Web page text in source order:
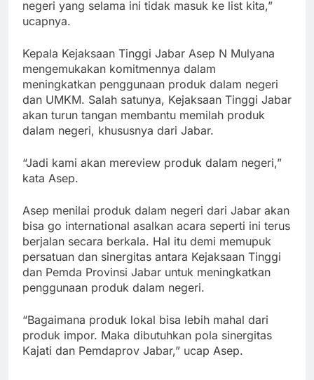
negeri yang selama ini tidak masuk ke list kita,”
ucapnya.
Kepala Kejaksaan Tinggi Jabar Asep N Mulyana
mengemukakan komitmennya dalam
meningkatkan penggunaan produk dalam negeri
dan UMKM. Salah satunya, Kejaksaan Tinggi Jabar
akan turun tangan membantu memilah produk
dalam negeri, khususnya dari Jabar.
“Jadi kami akan mereview produk dalam negeri,”
kata Asep.
Asep menilai produk dalam negeri dari Jabar akan
bisa go international asalkan acara seperti ini terus
berjalan secara berkala. Hal itu demi memupuk
persatuan dan sinergitas antara Kejaksaan Tinggi
dan Pemda Provinsi Jabar untuk meningkatkan
penggunaan produk dalam negeri.
“Bagaimana produk lokal bisa lebih mahal dari
produk impor. Maka dibutuhkan pola sinergitas
Kajati dan Pemdaprov Jabar,” ucap Asep.